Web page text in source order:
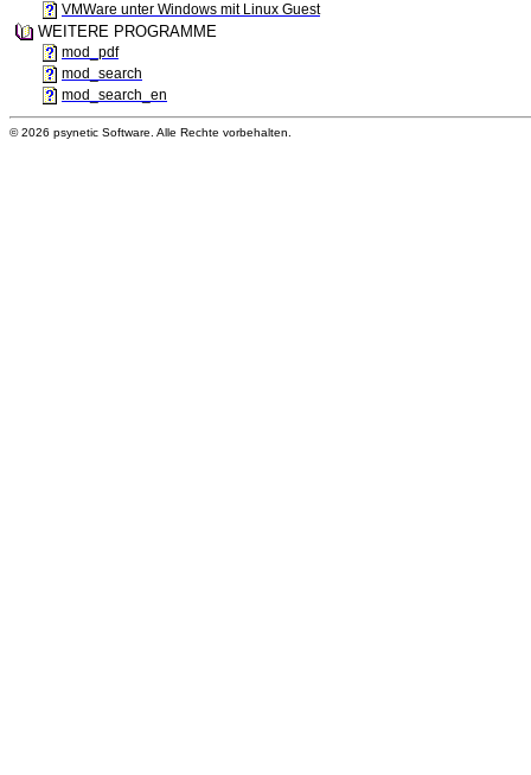
VMWare unter Windows mit Linux Guest
WEITERE PROGRAMME
mod_pdf
mod_search
mod_search_en
© 2026 psynetic Software. Alle Rechte vorbehalten.